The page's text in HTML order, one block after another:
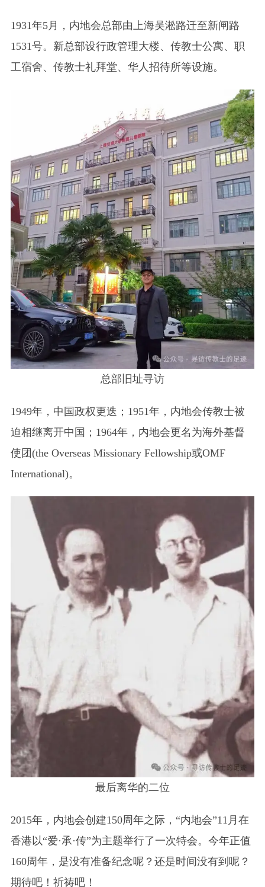
1931年5月，内地会总部由上海吴淞路迁至新闸路
1531号。新总部设行政管理大楼、传教士公寓、职
工宿舍、传教士礼拜堂、华人招待所等设施。
总部旧址寻访
1949年，中国政权更迭；1951年，内地会传教士被
迫相继离开中国；1964年，内地会更名为海外基督
使团(the Overseas Missionary Fellowship或OMF
International)。
最后离华的二位
2015年，内地会创建150周年之际，“内地会”11月在
香港以“爱·承·传”为主题举行了一次特会。今年正值
160周年，是没有准备纪念呢？还是时间没有到呢？
期待吧！祈祷吧！